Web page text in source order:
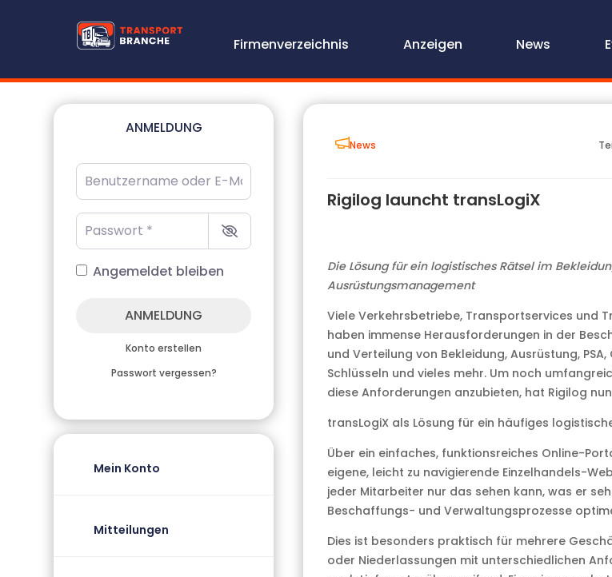
Firmenverzeichnis Anzeigen News
ANMELDUNG
Benutzername oder E-Mail-Adresse
Passwort
Angemeldet bleiben
ANMELDUNG
Konto erstellen
Passwort vergessen?
Mein Konto
Mitteilungen
News
Rigilog launcht transLogiX
Die Lösung für ein logistisches Rätsel im
Ausrüstungsmanagement
Viele Verkehrsbetriebe, Transportservices und
haben immense Herausforderungen in der
und Verteilung von Bekleidung, Ausrüstung,
Schlüsseln und vieles mehr. Um noch
diese Anforderungen anzubieten, hat Rigilog
transLogiX als Lösung für ein häufiges
Über ein einfaches, funktionsreiches Online-
eigene, leicht zu navigierende Einzelhandels-
jeder Mitarbeiter nur das sehen kann, was er
Beschaffungs- und Verwaltungsprozesse
Dies ist besonders praktisch für mehrere
oder Niederlassungen mit unterschiedlichen